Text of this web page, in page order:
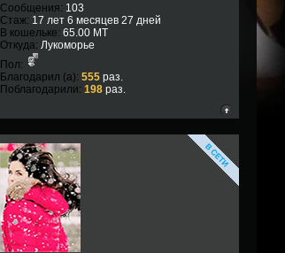
Сообщения: 103
Стаж: 17 лет 6 месяцев 27 дней
В кошельке: 65.00 MT
Откуда: Лукоморье
Пол:
Благодарил (а): 555раз.
Поблагодарили: 198раз.